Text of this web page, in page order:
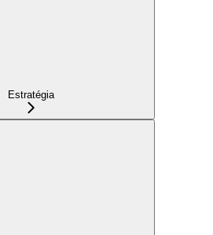
Estratégia